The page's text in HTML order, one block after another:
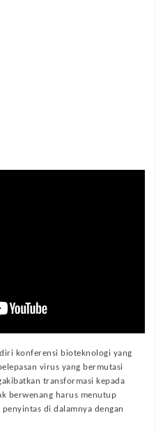
konferensi bioteknologi yang
virus yang bermutasi
transformasi kepada
berwenang harus menutup
di dalamnya dengan